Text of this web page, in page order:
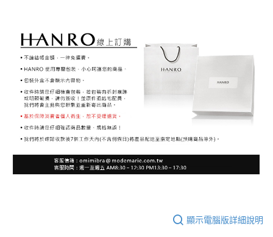
顯示電腦版詳細說明